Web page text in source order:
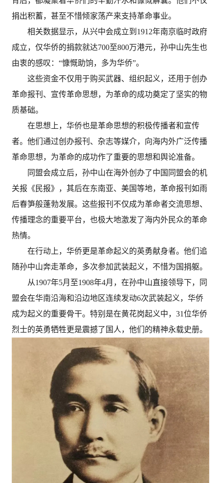
捐出积蓄，甚至不惜倾家荡产来支持革命事业。
相关数据显示，从兴中会成立到1912年南京临时政府
成立，仅华侨的捐款就达700至800万港元，孙中山先生也
由衷的感叹：“慷慨助饷，多为华侨”。
这些资金不仅用于购买武器、组织起义，还用于创办
革命报刊、宣传革命思想，为革命的成功奠定了坚实的物
质基础。
在思想上，华侨也是革命思想的积极传播者和宣传
者。他们通过创办报刊、杂志等媒介，向海内外广泛传播
革命思想，为革命的成功作了重要的思想和舆论准备。
同盟会成立后，孙中山在海外创办了中国同盟会的机
关报《民报》，其后在东南亚、美国等地，革命报刊如雨
后春笋般蓬勃发展。这些报刊不仅成为革命者交流思想、
传播理念的重要平台，也极大地激发了海内外民众的革命
热情。
在行动上，华侨更是革命起义的英勇献身者。他们追
随孙中山奔走革命，多次参加武装起义，不惜为国捐躯。
从1907年5月至1908年4月，在孙中山直接领导下，同
盟会在华南沿海和沿边地区连续发动6次武装起义，华侨
成为起义的重要骨干。特别是在黄花岗起义中，31位华侨
烈士的英勇牺牲更是震撼了国人，他们的精神永载史册。